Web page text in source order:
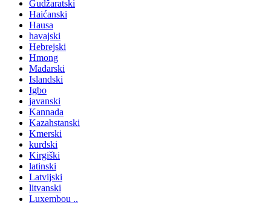
Gudžaratski
Haićanski
Hausa
havajski
Hebrejski
Hmong
Mađarski
Islandski
Igbo
javanski
Kannada
Kazahstanski
Kmerski
kurdski
Kirgiški
latinski
Latvijski
litvanski
Luxembou ..